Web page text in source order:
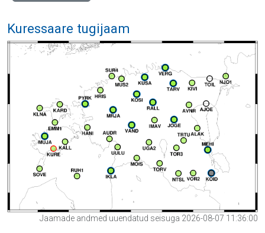
Kuressaare tugijaam
Jaamade andmed uuendatud seisuga 2026-08-07 11:36:00